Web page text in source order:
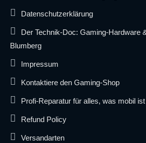
Datenschutzerklärung
Der Technik-Doc: Gaming-Hardware
Blumberg
Impressum
Kontaktiere den Gaming-Shop
Profi-Reparatur für alles, was mobil ist
Refund Policy
Versandarten